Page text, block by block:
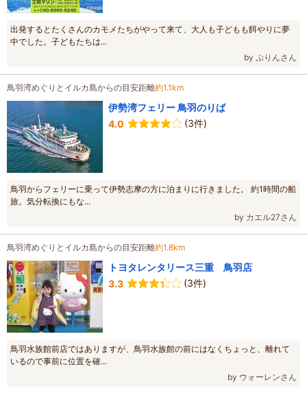
出発するとたくさんのカモメたちがやって来て、大人も子どもも餌やりに夢
中でした。子どもたちは...
by ぷりんさん
鳥羽湾めぐりとイルカ島からの目安距離約1.1km
伊勢湾フェリー 鳥羽のりば
4.0
(3件)
鳥羽からフェリーに乗って伊勢志摩の方に泊まりに行きました。 約1時間の船
旅。気分転換にもな...
by カエル27さん
鳥羽湾めぐりとイルカ島からの目安距離約1.8km
トヨタレンタリース三重 鳥羽店
3.3
(3件)
鳥羽水族館前店ではありますが、鳥羽水族館の前にはなくちょっと、離れて
いるので事前に位置を確...
by ウォーレンさん